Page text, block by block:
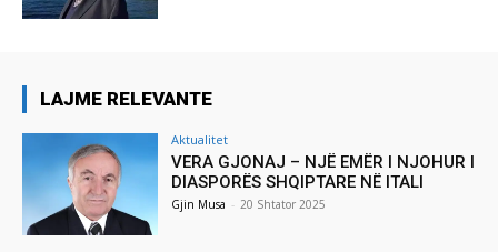
LAJME RELEVANTE
Aktualitet
VERA GJONAJ – NJË EMËR I NJOHUR I
DIASPORËS SHQIPTARE NË ITALI
Gjin Musa - 20 Shtator 2025